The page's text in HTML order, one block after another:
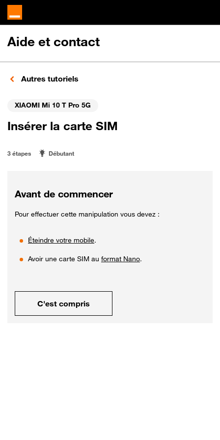
Aide et contact
Autres tutoriels
XIAOMI Mi 10 T Pro 5G
Insérer la carte SIM
3 étapes Débutant
Avant de commencer
Pour effectuer cette manipulation vous devez :
Éteindre votre mobile.
Avoir une carte SIM au format Nano.
C'est compris